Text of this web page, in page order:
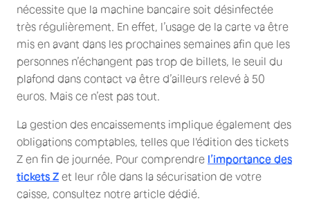
nécessite que la machine bancaire soit désinfectée
très régulièrement. En effet, l’usage de la carte va être
mis en avant dans les prochaines semaines afin que les
personnes n’échangent pas trop de billets, le seuil du
plafond dans contact va être d’ailleurs relevé à 50
euros. Mais ce n’est pas tout.
La gestion des encaissements implique également des
obligations comptables, telles que l'édition des tickets
Z en fin de journée. Pour comprendre l’importance des
tickets Z et leur rôle dans la sécurisation de votre
caisse, consultez notre article dédié.